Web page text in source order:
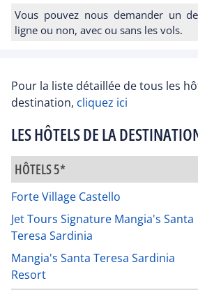
Vous pouvez nous demander un
ligne ou non, avec ou sans les vols.
Pour la liste détaillée de tous les
destination, cliquez ici
LES HÔTELS DE LA
HÔTELS 5*
Forte Village Castello
Jet Tours Signature Mangia's Santa
Teresa Sardinia
Mangia's Santa Teresa Sardinia
Resort